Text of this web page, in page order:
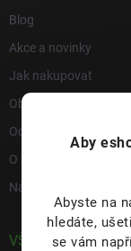
Aby
Abyste na
hledáte,
se vám
Blog
Akce a novinky
Jak nakupovat
Obchodní podmínky
Ochrana osobních
O nás
Napište nám
VŠE O NÁS